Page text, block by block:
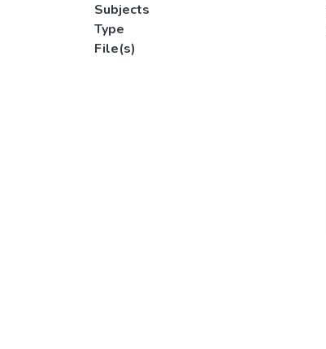
Subjects
Type
File(s)